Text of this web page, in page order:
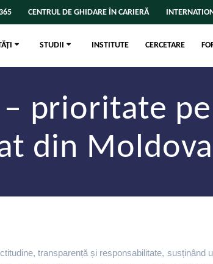
CENTRUL DE GHIDARE ÎN CARIERĂ
STUDII INSTITUTE CERCETARE
prioritate
din Moldova
transparență și responsabilitate, susținând